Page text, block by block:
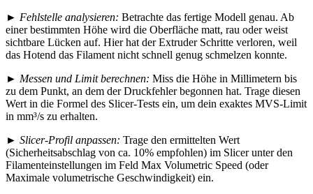
► Fehlstelle analysieren: Betrachte das fertige Modell genau. Ab
einer bestimmten Höhe wird die Oberfläche matt, rau oder weist
sichtbare Lücken auf. Hier hat der Extruder Schritte verloren, weil
das Hotend das Filament nicht schnell genug schmelzen konnte.
► Messen und Limit berechnen: Miss die Höhe in Millimetern bis
zu dem Punkt, an dem der Druckfehler begonnen hat. Trage diesen
Wert in die Formel des Slicer-Tests ein, um dein exaktes MVS-Limit
in mm³/s zu erhalten.
► Slicer-Profil anpassen: Trage den ermittelten Wert
(Sicherheitsabschlag von ca. 10% empfohlen) im Slicer unter den
Filamenteinstellungen im Feld Max Volumetric Speed (oder
Maximale volumetrische Geschwindigkeit) ein.